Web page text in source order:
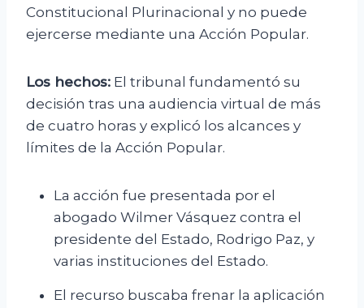
Constitucional Plurinacional y no puede
ejercerse mediante una Acción Popular.
Los hechos: El tribunal fundamentó su
decisión tras una audiencia virtual de más
de cuatro horas y explicó los alcances y
límites de la Acción Popular.
La acción fue presentada por el
abogado Wilmer Vásquez contra el
presidente del Estado, Rodrigo Paz, y
varias instituciones del Estado.
El recurso buscaba frenar la aplicación